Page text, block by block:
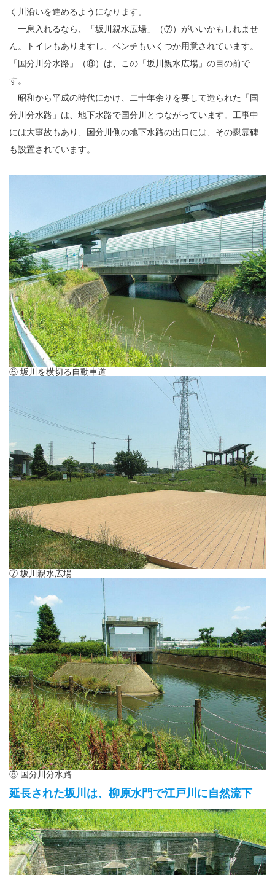
く川沿いを進めるようになります。
一息入れるなら、「坂川親水広場」（⑦）がいいかもしれませ
ん。トイレもありますし、ベンチもいくつか用意されています。
「国分川分水路」（⑧）は、この「坂川親水広場」の目の前で
す。
昭和から平成の時代にかけ、二十年余りを要して造られた「国
分川分水路」は、地下水路で国分川とつながっています。工事中
には大事故もあり、国分川側の地下水路の出口には、その慰霊碑
も設置されています。
⑥ 坂川を横切る自動車道
⑦ 坂川親水広場
⑧ 国分川分水路
延長された坂川は、柳原水門で江戸川に自然流下